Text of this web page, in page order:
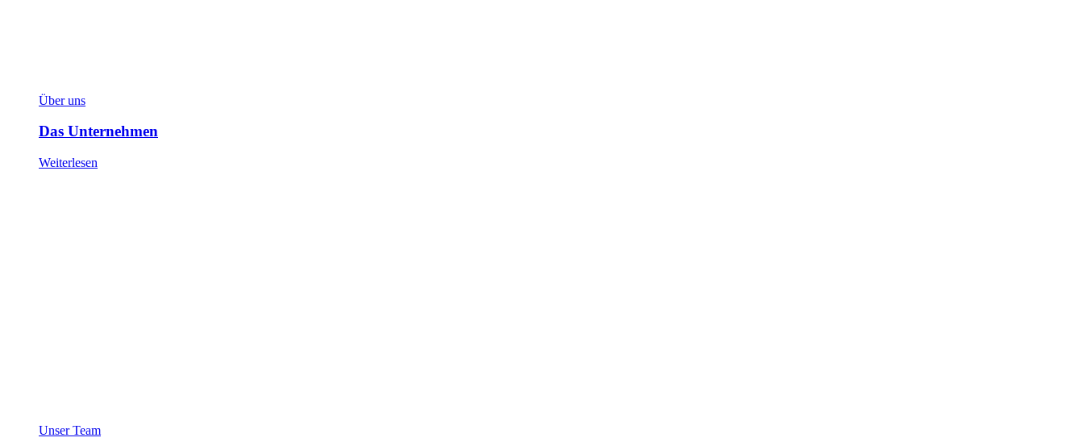
Über uns
Das Unternehmen
Weiterlesen
Unser Team